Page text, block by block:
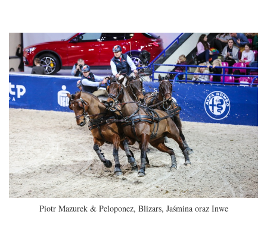
Piotr Mazurek & Peloponez, Blizars, Jaśmina oraz Inwe